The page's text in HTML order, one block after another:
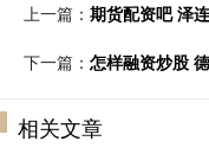
上一篇： 期货配资吧 泽
下一篇： 怎样融资炒股
相关文章